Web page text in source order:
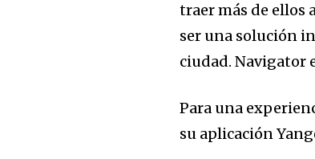
To subscribe, simply
the subscribe button
won't spam your inbox.
traer más de ellos
ser una solución
ciudad. Navigator
Para una
su aplicación